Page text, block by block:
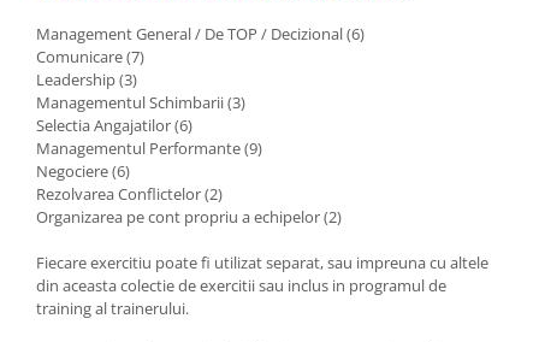
Simulare / Evaluare
Consiliere / Consultanta
Teste de Abilitati, Competente si
Aptitudini
3. Cine va beneficia / cine vor fi
beneficiarii? (O organizatie, o
echipa, clientii, o persoana, pentru
Organizatii (daca sunteti manager
/ HR / antreprenor)
Studenti / Adolescenti (daca
sunteti profesor, consilier
Management General / De TOP / Decizional (6)
Comunicare (7)
Leadership (3)
Managementul Schimbarii (3)
Selectia Angajatilor (6)
Managementul Performante (9)
Negociere (6)
Rezolvarea Conflictelor (2)
Organizarea pe cont propriu a echipelor (2)
Fiecare exercitiu poate fi utilizat separat, sau impreuna cu altele
din aceasta colectie de exercitii sau inclus in programul de
training al trainerului.